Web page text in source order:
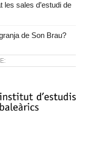
les sales d’estudi de
de Son Brau?